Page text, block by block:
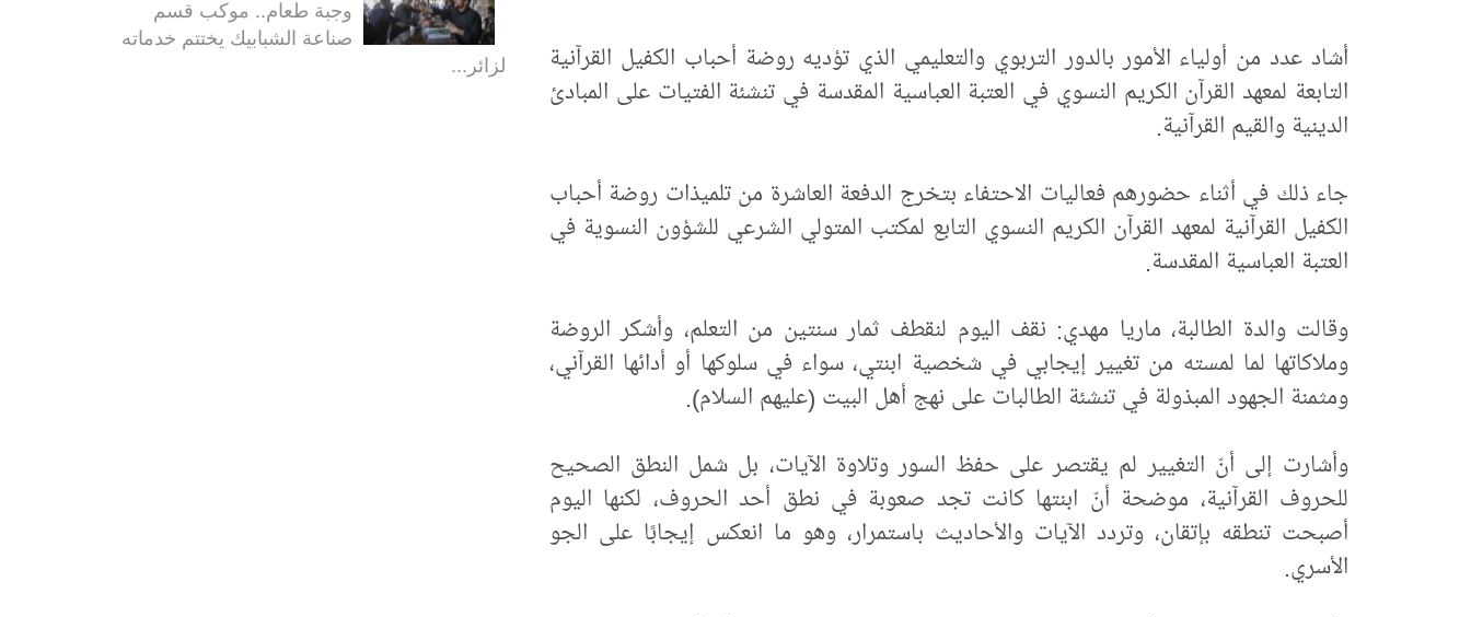
أشاد عدد من أولياء الأمور بالدور التربوي والتعليمي الذي تؤديه روضة أحباب الكفيل القرآنية
التابعة لمعهد القرآن الكريم النسوي في العتبة العباسية المقدسة في تنشئة الفتيات على المبادئ
الدينية والقيم القرآنية.
جاء ذلك في أثناء حضورهم فعاليات الاحتفاء بتخرج الدفعة العاشرة من تلميذات روضة أحباب
الكفيل القرآنية لمعهد القرآن الكريم النسوي التابع لمكتب المتولي الشرعي للشؤون النسوية في
العتبة العباسية المقدسة.
وقالت والدة الطالبة، ماريا مهدي: نقف اليوم لنقطف ثمار سنتين من التعلم، وأشكر الروضة
وملاكاتها لما لمسته من تغيير إيجابي في شخصية ابنتي، سواء في سلوكها أو أدائها القرآني،
ومثمنة الجهود المبذولة في تنشئة الطالبات على نهج أهل البيت (عليهم السلام).
وأشارت إلى أنّ التغيير لم يقتصر على حفظ السور وتلاوة الآيات، بل شمل النطق الصحيح
للحروف القرآنية، موضحة أنّ ابنتها كانت تجد صعوبة في نطق أحد الحروف، لكنها اليوم
أصبحت تنطقه بإتقان، وتردد الآيات والأحاديث باستمرار، وهو ما انعكس إيجابًا على الجو
الأسري.
وجبة طعام.. موكب قسم
صناعة الشبابيك يختتم خدماته
لزائر...